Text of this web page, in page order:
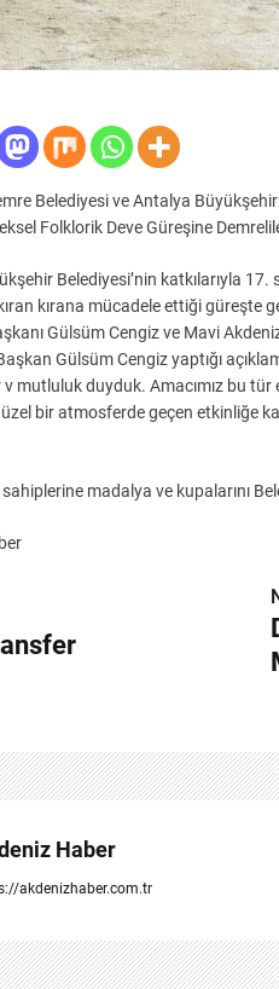
Belediyesi ve Antalya
Folklorik Deve Güreşine
Belediyesi’nin katkılarıyla
kırana mücadele ettiği güreşte
Gülsüm Cengiz ve Mavi
Gülsüm Cengiz yaptığı
mutluluk duyduk. Amacımız bu
bir atmosferde geçen etkinliğe
madalya ve kupalarını
Haber
akdenizhaber.com.tr